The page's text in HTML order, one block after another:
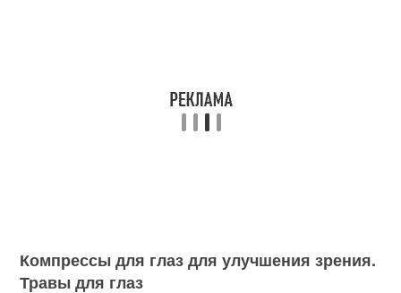
Компрессы для глаз для улучшения зрения.
Травы для глаз